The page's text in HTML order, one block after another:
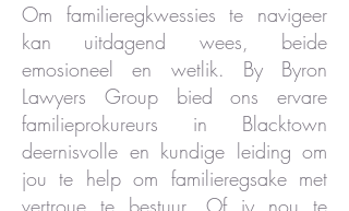
Om familieregkwessies te navigeer
kan uitdagend wees, beide
emosioneel en wetlik. By Byron
Lawyers Group bied ons ervare
familieprokureurs in Blacktown
deernisvolle en kundige leiding om
jou te help om familieregsake met
vertroue te bestuur. Of jy nou te